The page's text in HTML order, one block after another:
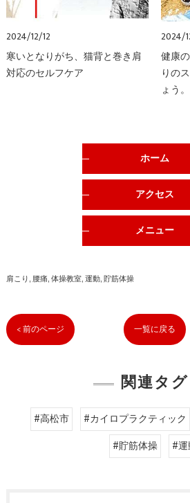
2024/12/12
寒いとなりがち、猫背と巻き肩
対応のセルフケア
2024/
健康
りの
ょう。
ホーム
アクセス
メニュー
肩こり 腰痛 体操教室 運動 貯筋体操
< 前のページ 一覧に戻る
関連タグ
#高松市 #カイロプラクティック
#貯筋体操
#